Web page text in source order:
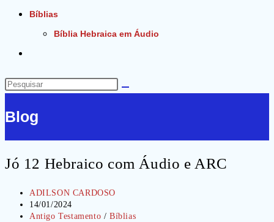
Bíblias
Bíblia Hebraica em Áudio
do
site
Pesquisar
site
Blog
Jó 12 Hebraico com Áudio e ARC
Autor
do
post:
ADILSON CARDOSO
Post
publicado:
14/01/2024
Categoria
Antigo Testamento / Bíblias